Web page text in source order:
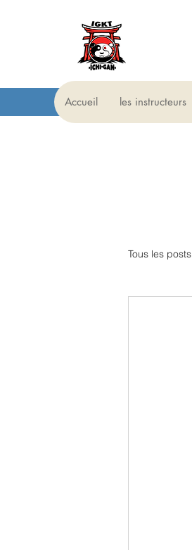
Accueil les instructeurs
Tous les posts